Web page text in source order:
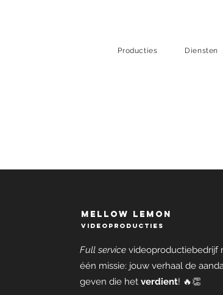
Producties Diensten
Full service videoproductiebedrijf
één missie: jouw verhaal de
geven die hetverdient! 🔥👏
mellow lemon
videoproducties